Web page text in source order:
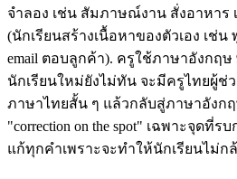
จำลอง เช่น สัมภาษณ์งาน สั่งอาหาร เ
(นักเรียนสร้างเนื้อหาของตัวเอง เช่
email ตอบลูกค้า). ครูใช้ภาษาอังกฤ
นักเรียนใหม่ยังไม่ทัน จะมีครูไทยผู้ช่ว
ภาษาไทยสั้น ๆ แล้วกลับสู่ภาษาอังกฤ
"correction on the spot" เฉพาะจุดที่
แก้ทุกคำเพราะจะทำให้นักเรียนไม่ก